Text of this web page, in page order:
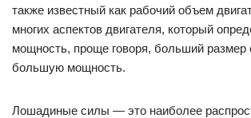
также известный как рабочий объем
многих аспектов двигателя, который
мощность, проще говоря, больший размер
большую мощность.
Лошадиные силы — это наиболее